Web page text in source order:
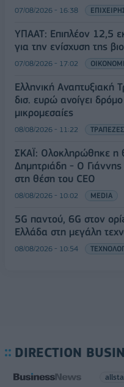
07/08/2026 - 16:38
ΥΠΑΑΤ: Επιπλέον 12,5
για την ενίσχυση της
07/08/2026 - 17:02
Ελληνική Αναπτυξιακή
δισ. ευρώ ανοίγει
μικρομεσαίες
08/08/2026 - 11:22 ΤΡΑΠΕΖΕΣ
ΣΚΑΪ: Ολοκληρώθηκε η
Δημητριάδη - Ο
στη θέση του CEO
08/08/2026 - 10:02 MEDIA
5G παντού, 6G στον
Ελλάδα στη μεγάλη
08/08/2026 - 10:54
DIRECTION